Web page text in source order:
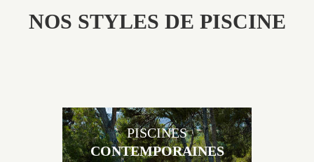
NOS STYLES DE PISCINE
PISCINES
CONTEMPORAINES